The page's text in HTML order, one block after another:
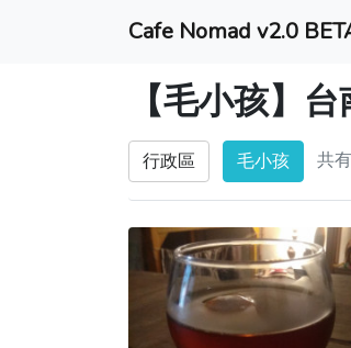
Cafe Nomad v2.0
【毛小孩】
行政區 毛小孩 共